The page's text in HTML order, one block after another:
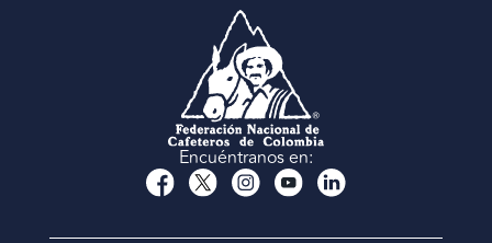
Encuéntranos en: